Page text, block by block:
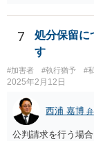
ますが、警察官の
に、示談を行うと
待って、というこ
いうことであれば
被害者の連絡先を
最終的に応じるか
者の情報を伝える
が、 弁護士限りで
性があります。 以
7
処分保留に
す
#加害者 #執行猶予 #
2025年2月12日
西浦 嘉博
公判請求を行う場